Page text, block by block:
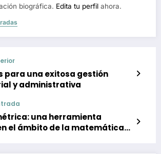
biográfica. Edita tu perfil ahora.
para una exitosa gestión
y administrativa
una herramienta
el ámbito de la matemática